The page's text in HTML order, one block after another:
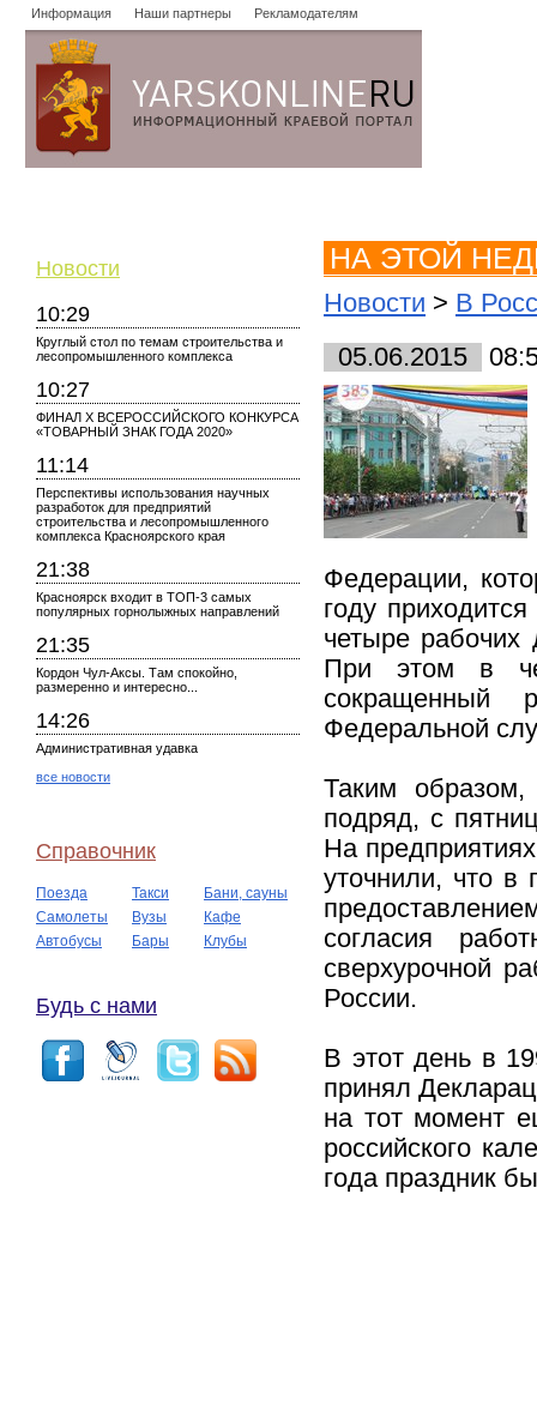
Информация Наши партнеры Рекламодателям
Новости
10:29
Круглый стол по темам строительства и
лесопромышленного комплекса
10:27
ФИНАЛ X ВСЕРОССИЙСКОГО КОНКУРСА
«ТОВАРНЫЙ ЗНАК ГОДА 2020»
11:14
Перспективы использования научных
разработок для предприятий
строительства и лесопромышленного
комплекса Красноярского края
21:38
Красноярск входит в ТОП-3 самых
популярных горнолыжных направлений
21:35
Кордон Чул-Аксы. Там спокойно,
размеренно и интересно...
14:26
Административная удавка
все новости
Справочник
Поезда Такси
Бани, сауны
Самолеты
Вузы
Кафе
Автобусы
Бары Клубы
Будь с нами
НА ЭТОЙ
Новости > В
05.06.2015
Федерации,
году
четыре рабочих
При этом в
сокращенный
Федеральной
Таким
подряд, с
На
уточнили, что в
согласия
сверхурочной
России.
В этот день в
принял
на тот момент
российского
года праздник